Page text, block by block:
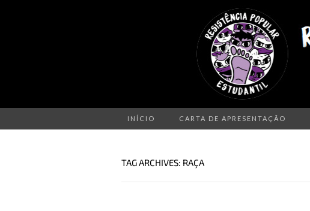
INÍCIO CARTA DE APRESENTAÇÃO
TAG ARCHIVES: RAÇA